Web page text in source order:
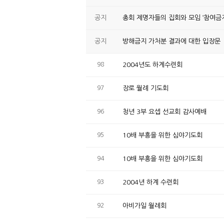
공지 총회 제명자들의 집회와 모임 ‘참여금
공지 방해금지 가처분 결과에 대한 입장문
98 2004년도 하계수련회
97 장로 월례 기도회
96 청년 3부 요셉 선교회 감사예배
95 10배 부흥을 위한 심야기도회
94 10배 부흥을 위한 심야기도회
93 2004년 하계 수련회
92 아비가일 월례회